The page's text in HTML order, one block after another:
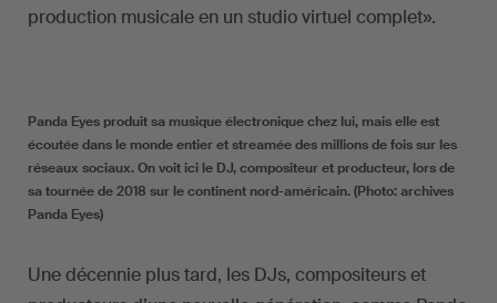
production musicale en un studio virtuel complet».
Panda Eyes produit sa musique électronique chez lui, mais elle est
écoutée dans le monde entier et streamée des millions de fois sur les
réseaux sociaux. On voit ici le DJ, compositeur et producteur, lors de
sa tournée de 2018 sur le continent nord-américain. (Photo: archives
Panda Eyes)
Une décennie plus tard, les DJs, compositeurs et